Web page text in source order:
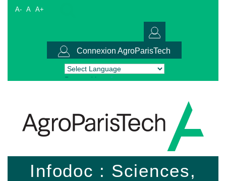
A- A A+
Connexion AgroParisTech
Powered by Translate
Infodoc : Sciences,